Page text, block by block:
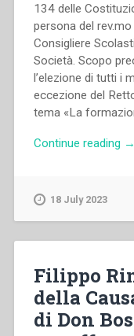
134 delle
persona del
Consigliere
Società. Scopo
l’elezione di tutti i
eccezione del
tema «La
Continue reading
–
→
18 July 2023
Filippo
della
di Don